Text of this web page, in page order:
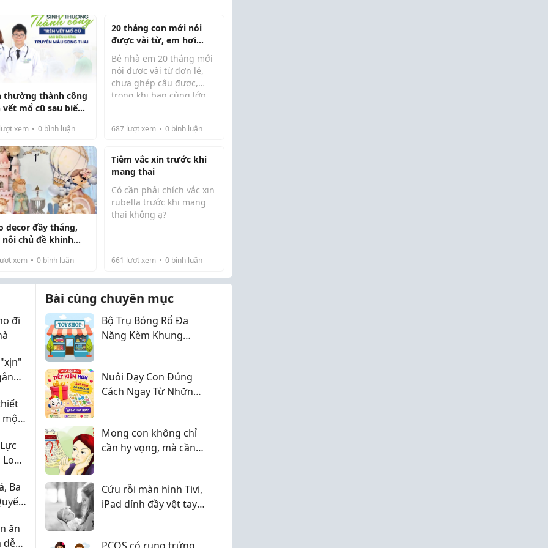
thường thành công
vết mổ cũ sau biến
lượt xem 0 bình luận
20 tháng con mới nói
được vài từ, em hơi
hoang mang
Bé nhà em 20 tháng mới
nói được vài từ đơn lẻ,
chưa ghép câu được,
trong khi bạn cùng lớp
biết có phải con chậm nói
bài về dấu hi...
687lượt xem 0bình luận
decor đầy tháng,
chủ đề khinh
xem 0 bình luận
Tiêm vắc xin trước khi
mang thai
Có cần phải chích vắc xin
rubella trước khi mang
thai không ạ?
661 lượt xem 0bình luận
đi
một
Lo
Ba
ăn
dễ
Bài cùng chuyên mục
Bộ Trụ Bóng Rổ Đa
Năng Kèm Khung
Nuôi Dạy Con Đúng
Cách Ngay Từ Những
Mong con không chỉ
cần hy vọng, mà cần
Cứu rỗi màn hình Tivi,
iPad dính đầy vệt tay